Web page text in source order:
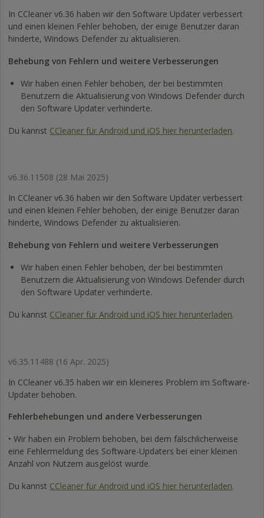
In CCleaner v6.36 haben wir den Software Updater verbessert
und einen kleinen Fehler behoben, der einige Benutzer daran
hinderte, Windows Defender zu aktualisieren.
Behebung von Fehlern und weitere Verbesserungen
Wir haben einen Fehler behoben, der bei bestimmten
Benutzern die Aktualisierung von Windows Defender durch
den Software Updater verhinderte.
Du kannst CCleaner für Android und iOS hier herunterladen.
v6.36.11508 (28 Mai 2025)
In CCleaner v6.36 haben wir den Software Updater verbessert
und einen kleinen Fehler behoben, der einige Benutzer daran
hinderte, Windows Defender zu aktualisieren.
Behebung von Fehlern und weitere Verbesserungen
Wir haben einen Fehler behoben, der bei bestimmten
Benutzern die Aktualisierung von Windows Defender durch
den Software Updater verhinderte.
Du kannst CCleaner für Android und iOS hier herunterladen.
v6.35.11488 (16 Apr. 2025)
In CCleaner v6.35 haben wir ein kleineres Problem im Software-
Updater behoben.
Fehlerbehebungen und andere Verbesserungen
• Wir haben ein Problem behoben, bei dem fälschlicherweise
eine Fehlermeldung des Software-Updaters bei einer kleinen
Anzahl von Nutzern ausgelöst wurde.
Du kannst CCleaner für Android und iOS hier herunterladen.